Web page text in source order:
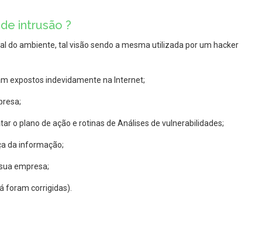
intrusão ?
do ambiente, tal visão sendo a mesma utilizada por um hacker
expostos indevidamente na Internet;
o plano de ação e rotinas de Análises de vulnerabilidades;
da informação;
empresa;
foram corrigidas).